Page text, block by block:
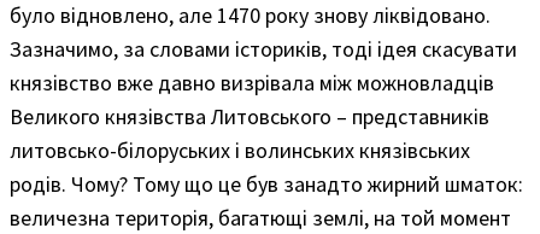
було відновлено, але 1470 року знову ліквідовано.
Зазначимо, за словами істориків, тоді ідея скасувати
князівство вже давно визрівала між можновладців
Великого князівства Литовського – представників
литовсько-білоруських і волинських князівських
родів. Чому? Тому що це був занадто жирний шматок:
величезна територія, багатющі землі, на той момент